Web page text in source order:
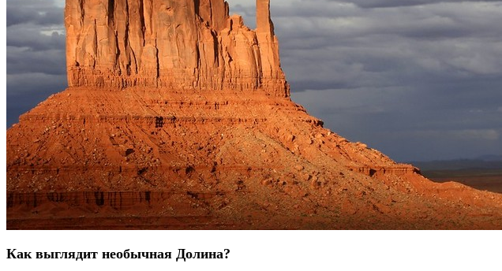
Как выглядит необычная Долина?